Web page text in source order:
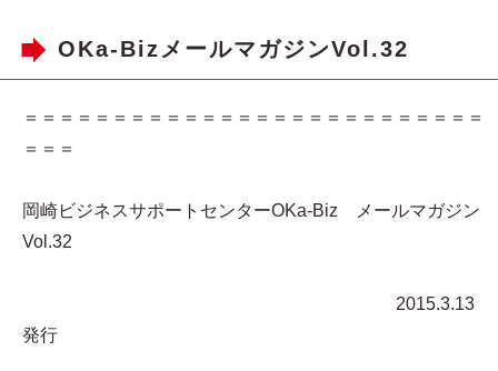
OKa-BizメールマガジンVol.32
＝＝＝＝＝＝＝＝＝＝＝＝＝＝＝＝＝＝＝＝＝＝＝＝＝＝
＝＝＝
岡崎ビジネスサポートセンターOKa-Biz メールマガジン
Vol.32
2015.3.13
発行